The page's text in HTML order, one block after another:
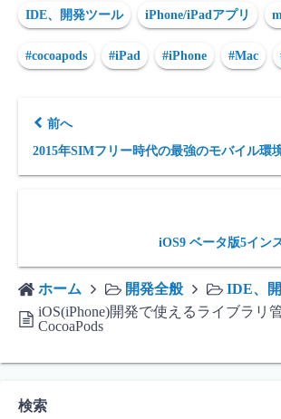
IDE、開発ツール iPhone/iPadアプリ
#cocoapods #iPad #iPhone #Mac
前へ
2015年SIMフリー時代の最強のモバイル環
iOS9 ベータ版5イン
ホーム 開発全般
IDE、
iOS(iPhone)開発で使えるライブラリ
CocoaPods
検索